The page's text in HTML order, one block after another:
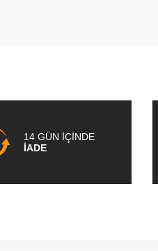
14 GÜN İÇİNDE
İADE